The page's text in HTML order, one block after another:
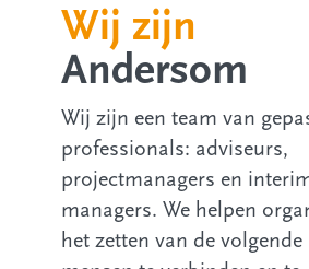
Wij zijn
Andersom
Wij zijn een team van
professionals: adviseurs,
projectmanagers en
managers. We helpen
het zetten van de